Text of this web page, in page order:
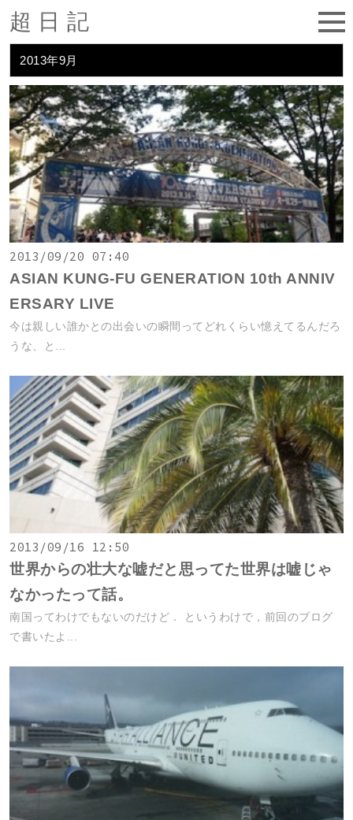
超日記
2013年9月
2013/09/20 07:40
ASIAN KUNG-FU GENERATION 10th ANNIV
ERSARY LIVE
今は親しい誰かとの出会いの瞬間ってどれくらい憶えてるんだろ
うな、と...
2013/09/16 12:50
世界からの壮大な嘘だと思ってた世界は嘘じゃ
なかったって話。
南国ってわけでもないのだけど． というわけで，前回のブログ
で書いたよ...